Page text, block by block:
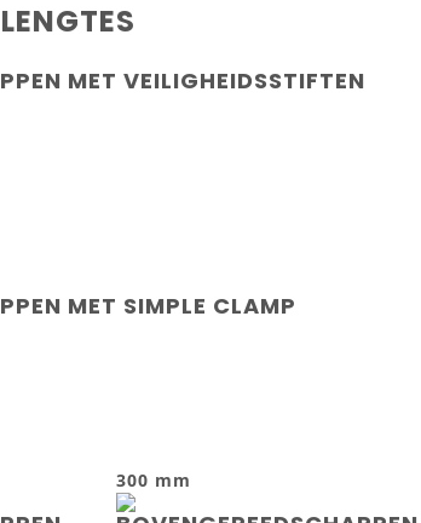
MET VEILIGHEIDSSTIFTEN
MET SIMPLE CLAMP
300 mm